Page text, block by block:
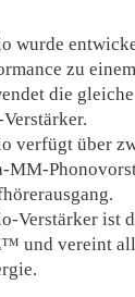
wurde
zu
die
verfügt über
MM-
Verstärker ist
und vereint